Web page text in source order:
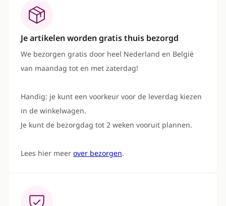
Je artikelen worden gratis thuis bezorgd
We bezorgen gratis door heel Nederland en België
van maandag tot en met zaterdag!
Handig: je kunt een voorkeur voor de leverdag kiezen
in de winkelwagen.
Je kunt de bezorgdag tot 2 weken vooruit plannen.
Lees hier meer over bezorgen.